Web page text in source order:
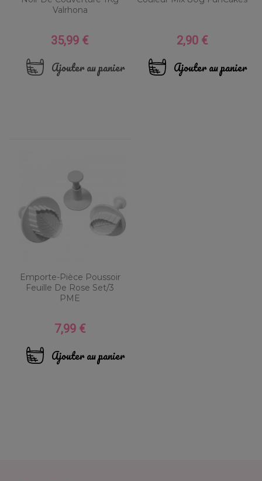
Valrhona
Prix
35,99 €
Ajouter au panier
Prix
2,90 €
Ajouter au panier
Emporte-Pièce Poussoir
Feuille De Rose Set/3
PME
Prix
7,99 €
Ajouter au panier